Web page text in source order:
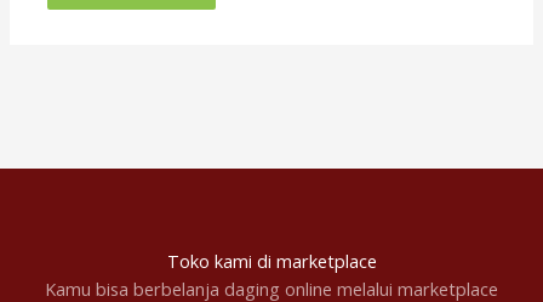
Toko kami di marketplace
Kamu bisa berbelanja daging online melalui marketplace